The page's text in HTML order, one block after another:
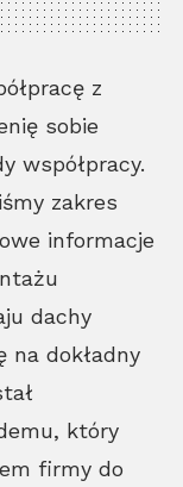
z
sobie
współpracy.
zakres
informacje
dachy
na dokładny
który
firmy do